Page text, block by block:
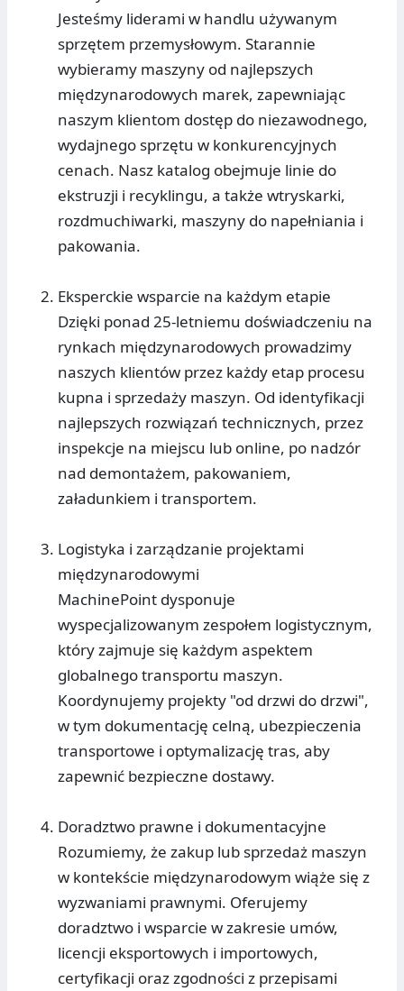
Jesteśmy liderami w handlu używanym
sprzętem przemysłowym. Starannie
wybieramy maszyny od najlepszych
międzynarodowych marek, zapewniając
naszym klientom dostęp do niezawodnego,
wydajnego sprzętu w konkurencyjnych
cenach. Nasz katalog obejmuje linie do
ekstruzji i recyklingu, a także wtryskarki,
rozdmuchiwarki, maszyny do napełniania i
pakowania.
Eksperckie wsparcie na każdym etapie
Dzięki ponad 25-letniemu doświadczeniu na
rynkach międzynarodowych prowadzimy
naszych klientów przez każdy etap procesu
kupna i sprzedaży maszyn. Od identyfikacji
najlepszych rozwiązań technicznych, przez
inspekcje na miejscu lub online, po nadzór
nad demontażem, pakowaniem,
załadunkiem i transportem.
Logistyka i zarządzanie projektami
międzynarodowymi
MachinePoint dysponuje
wyspecjalizowanym zespołem logistycznym,
który zajmuje się każdym aspektem
globalnego transportu maszyn.
Koordynujemy projekty "od drzwi do drzwi",
w tym dokumentację celną, ubezpieczenia
transportowe i optymalizację tras, aby
zapewnić bezpieczne dostawy.
Doradztwo prawne i dokumentacyjne
Rozumiemy, że zakup lub sprzedaż maszyn
w kontekście międzynarodowym wiąże się z
wyzwaniami prawnymi. Oferujemy
doradztwo i wsparcie w zakresie umów,
licencji eksportowych i importowych,
certyfikacji oraz zgodności z przepisami